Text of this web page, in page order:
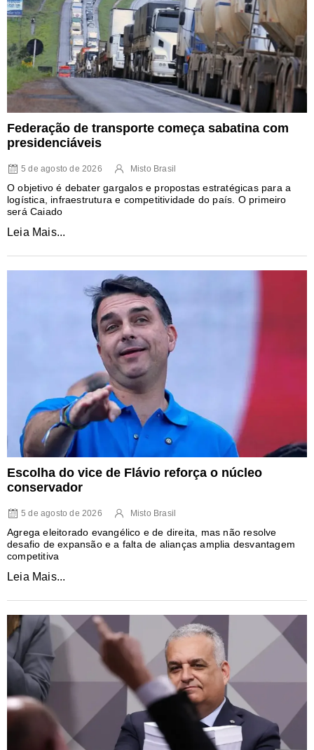
Federação de transporte começa sabatina com
presidenciáveis
5 de agosto de 2026 Misto Brasil
O objetivo é debater gargalos e propostas estratégicas para a
logística, infraestrutura e competitividade do país. O primeiro
será Caiado
Leia Mais...
Escolha do vice de Flávio reforça o núcleo
conservador
5 de agosto de 2026 Misto Brasil
Agrega eleitorado evangélico e de direita, mas não resolve
desafio de expansão e a falta de alianças amplia desvantagem
competitiva
Leia Mais...